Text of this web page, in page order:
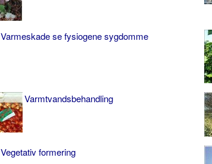
Varmeskade se fysiogene sygdomme
Varmtvandsbehandling
Vegetativ formering